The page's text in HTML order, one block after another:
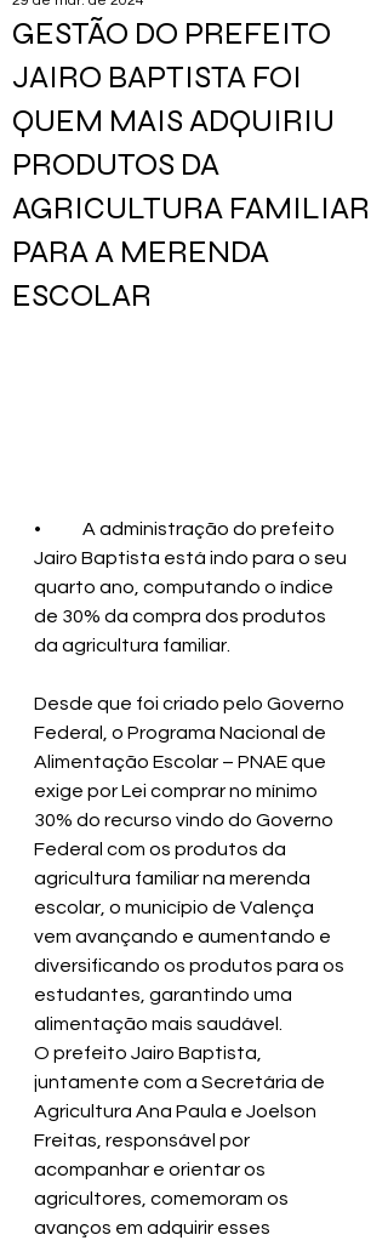
GESTÃO DO PREFEITO
JAIRO BAPTISTA FOI
QUEM MAIS ADQUIRIU
PRODUTOS DA
AGRICULTURA FAMILIAR
PARA A MERENDA
ESCOLAR
•	A administração do prefeito
Jairo Baptista está indo para o seu
quarto ano, computando o índice
de 30% da compra dos produtos
da agricultura familiar.
Desde que foi criado pelo Governo
Federal, o Programa Nacional de
Alimentação Escolar – PNAE que
exige por Lei comprar no mínimo
30% do recurso vindo do Governo
Federal com os produtos da
agricultura familiar na merenda
escolar, o município de Valença
vem avançando e aumentando e
diversificando os produtos para os
estudantes, garantindo uma
alimentação mais saudável.
O prefeito Jairo Baptista,
juntamente com a Secretária de
Agricultura Ana Paula e Joelson
Freitas, responsável por
acompanhar e orientar os
agricultores, comemoram os
avanços em adquirir esses